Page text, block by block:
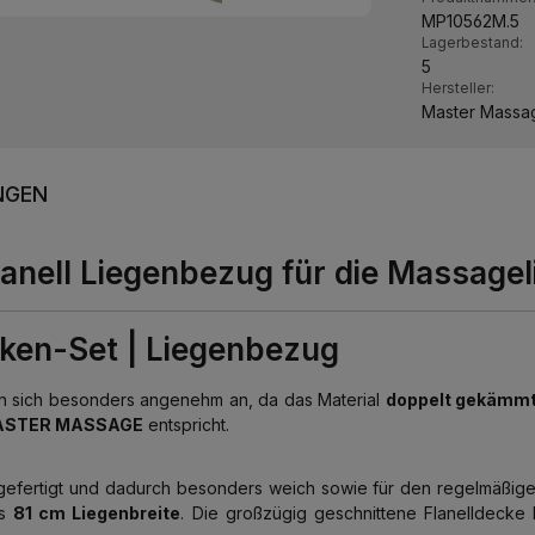
MP10562M.5
Lagerbestand:
5
Hersteller:
Master
Liegenbezug für die
Set | Liegenbezug
sich besonders angenehm an, da das Material doppelt
MASSAGE entspricht.
und dadurch besonders weich sowie für den
81 cm Liegenbreite. Die großzügig geschnittene